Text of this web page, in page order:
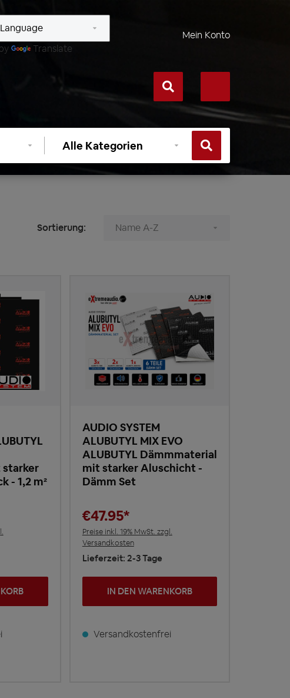
Translate
Mein Konto
Kategorie
auswählen
Sortierung:
- 1,2 m²
AUDIO SYSTEM
ALUBUTYL MIX EVO
ALUBUTYL Dämmmaterial
mit starker Aluschicht -
Dämm Set
€47.95*
Preise inkl. 19% MwSt. zzgl.
Versandkosten
Lieferzeit: 2-3 Tage
IN DEN WARENKORB
Versandkostenfrei